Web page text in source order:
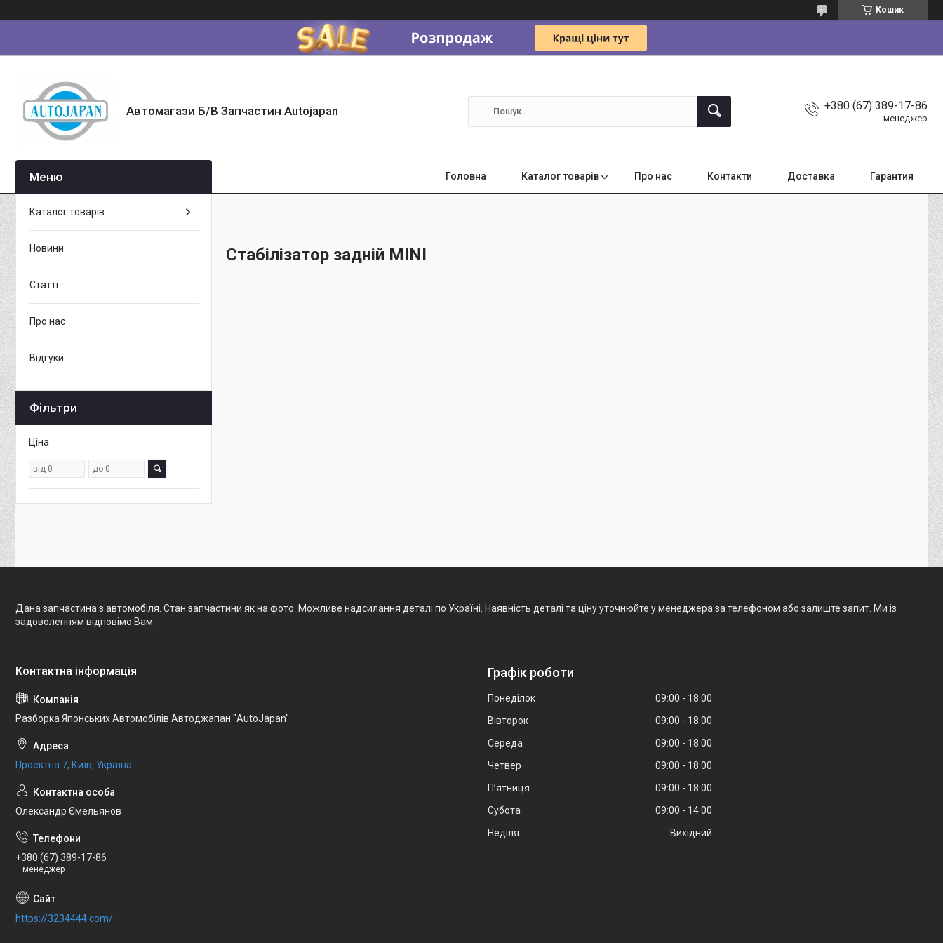
Кошик
Автомагази Б/В Запчастин Autojapan +380 (67) 389-17-86
менеджер
Головна Каталог товарів Про нас Контакти Доставка Гарантия
Стабілізатор задній MINI
Каталог товарів
Новини
Статті
Про нас
Відгуки
Фільтри
Ціна
Дана запчастина з автомобіля. Стан запчастини як на фото. Можливе надсилання деталі по Україні. Наявність деталі та ціну уточнюйте у менеджера за телефоном або залиште запит. Ми із
задоволенням відповімо Вам.
Разборка Японських Автомобілів Автоджапан "AutoJapan"
Проектна 7, Київ, Україна
Олександр Ємельянов
+380 (67) 389-17-86
менеджер
https://3234444.com/
Графік роботи
Понеділок 09:00
18:00
Вівторок
09:00
18:00
Середа
09:00
18:00
Четвер
09:00
18:00
Пʼятниця
09:00
18:00
Субота
09:00
14:00
Неділя
Вихідний